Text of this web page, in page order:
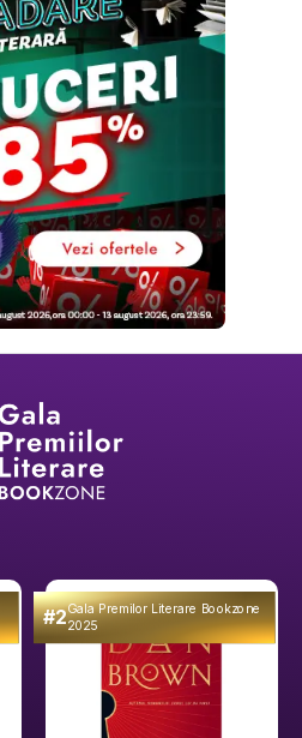
#2Gala Premilor Literare Bookzone
2025